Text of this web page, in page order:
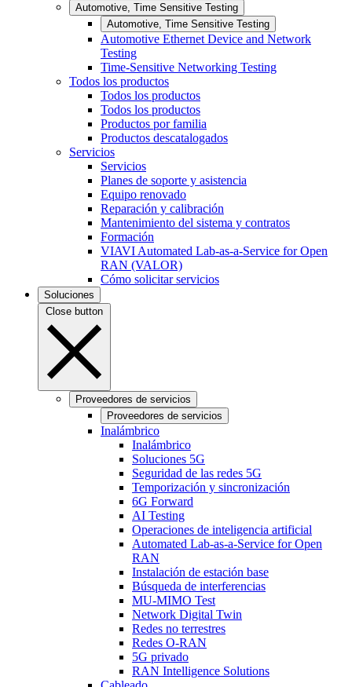
Automotive, Time Sensitive Testing
Automotive, Time Sensitive Testing
Automotive Ethernet Device and Network
Testing
Time-Sensitive Networking Testing
Todos los productos
Todos los productos
Todos los productos
Productos por familia
Productos descatalogados
Servicios
Servicios
Planes de soporte y asistencia
Equipo renovado
Reparación y calibración
Mantenimiento del sistema y contratos
Formación
VIAVI Automated Lab-as-a-Service for Open
RAN (VALOR)
Cómo solicitar servicios
Soluciones
Close button
Proveedores de servicios
Proveedores de servicios
Inalámbrico
Inalámbrico
Soluciones 5G
Seguridad de las redes 5G
Temporización y sincronización
6G Forward
AI Testing
Operaciones de inteligencia artificial
Automated Lab-as-a-Service for Open
RAN
Instalación de estación base
Búsqueda de interferencias
MU-MIMO Test
Network Digital Twin
Redes no terrestres
Redes O-RAN
5G privado
RAN Intelligence Solutions